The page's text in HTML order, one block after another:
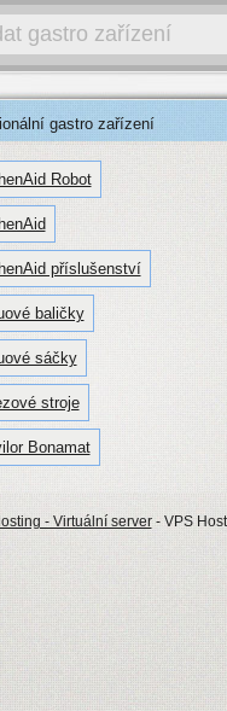
gastro zařízení
Robot
příslušenství
baličky
sáčky
stroje
Bonamat
- Virtuální server - VPS